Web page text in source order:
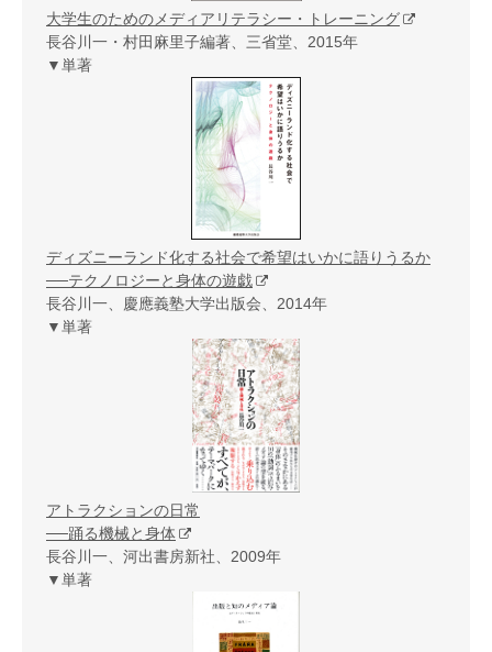
大学生のためのメディアリテラシー・トレーニング
長谷川一・村田麻里子編著、三省堂、2015年
▼単著
ディズニーランド化する社会で希望はいかに語りうるか
──テクノロジーと身体の遊戯
長谷川一、慶應義塾大学出版会、2014年
▼単著
アトラクションの日常
──踊る機械と身体
長谷川一、河出書房新社、2009年
▼単著